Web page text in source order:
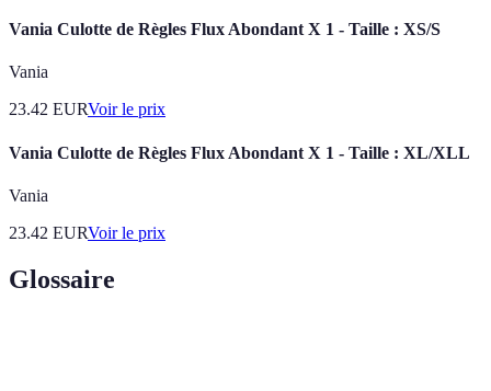
Vania Culotte de Règles Flux Abondant X 1 - Taille : XS/S
Vania
23.42 EURVoir le prix
Vania Culotte de Règles Flux Abondant X 1 - Taille : XL/XLL
Vania
23.42 EURVoir le prix
Glossaire